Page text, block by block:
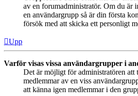
av en forumadministratör. Om du är
en användargrupp så är din första
försök med att skicka ett personligt
Upp
Varför visas vissa användargrupper i
Det är möjligt för administratören att
medlemmar av en viss
att känna igen medlemmar i den